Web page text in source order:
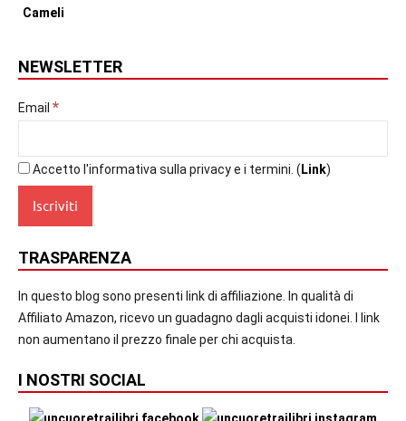
NEWSLETTER
Email *
Accetto l'informativa sulla privacy e i termini. ( Link)
TRASPARENZA
In questo blog sono presenti link di affiliazione. In qualità di
Affiliato Amazon, ricevo un guadagno dagli acquisti idonei. I link
non aumentano il prezzo finale per chi acquista.
I NOSTRI SOCIAL